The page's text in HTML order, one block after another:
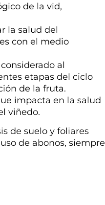
de la vid,
la salud del
con el medio
al
etapas del ciclo
de la fruta.
impacta en la salud
viñedo.
de suelo y foliares
de abonos, siempre